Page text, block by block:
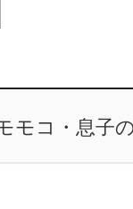
モコ・息子